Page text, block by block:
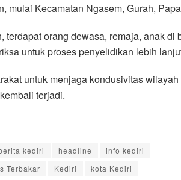
mulai Kecamatan Ngasem, Gurah,
terdapat orang dewasa, remaja, anak di
untuk proses penyelidikan lebih
untuk menjaga kondusivitas
terjadi.
kediri headline
info kediri
Terbakar
Kediri kota Kediri